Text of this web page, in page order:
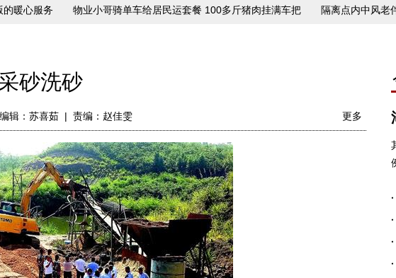
心服务 物业小哥骑单车给居民运套餐 100多斤猪肉挂满车把 隔离点内中风老伴
砂洗砂
编辑：苏喜茹 | 责编：赵佳雯 更多